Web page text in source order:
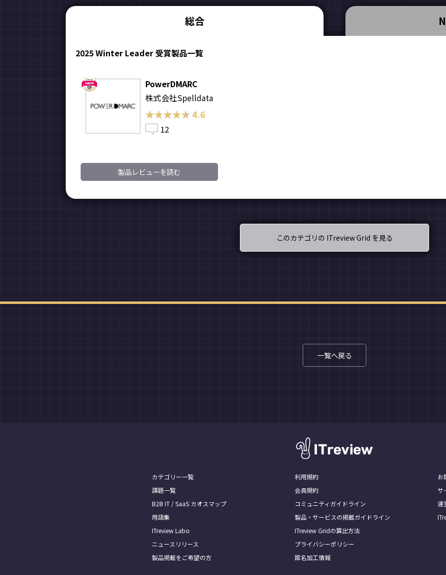
総合
2025 Winter Leader 受賞製品一覧
PowerDMARC
株式会社Spelldata
★★★★★
★★★★★4.6
12
製品レビューを読む
このカテゴリの ITreview Grid を見る
一覧へ戻る
カテゴリー一覧
課題一覧
B2B IT / SaaS カオスマップ
用語集
ITreview Labo
ニュースリリース
製品掲載をご希望の方
利用規約
会員規約
コミュニティガイドライン
製品・サービスの掲載ガイドライン
ITreview Gridの算出方法
プライバシーポリシー
匿名加工情報
お
サ
運